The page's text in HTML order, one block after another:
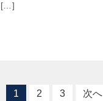
[…]
1 2 3 次へ